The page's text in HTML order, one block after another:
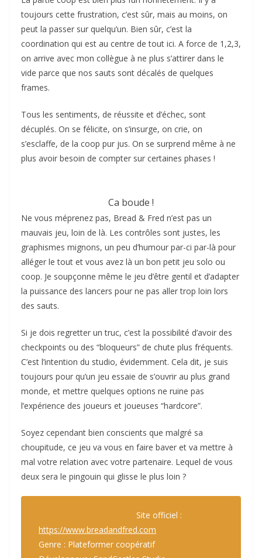
toujours cette frustration, c’est sûr, mais au moins, on
peut la passer sur quelqu’un. Bien sûr, c’est la
coordination qui est au centre de tout ici. A force de 1,2,3,
on arrive avec mon collègue à ne plus s’attirer dans le
vide parce que nos sauts sont décalés de quelques
frames.
Tous les sentiments, de réussite et d’échec, sont
décuplés. On se félicite, on s’insurge, on crie, on
s’esclaffe, de la coop pur jus. On se surprend même à ne
plus avoir besoin de compter sur certaines phases !
Ca boude !
Ne vous méprenez pas, Bread & Fred n’est pas un
mauvais jeu, loin de là. Les contrôles sont justes, les
graphismes mignons, un peu d’humour par-ci par-là pour
alléger le tout et vous avez là un bon petit jeu solo ou
coop. Je soupçonne même le jeu d’être gentil et d’adapter
la puissance des lancers pour ne pas aller trop loin lors
des sauts.
Si je dois regretter un truc, c’est la possibilité d’avoir des
checkpoints ou des “bloqueurs” de chute plus fréquents.
C’est l’intention du studio, évidemment. Cela dit, je suis
toujours pour qu’un jeu essaie de s’ouvrir au plus grand
monde, et mettre quelques options ne ruine pas
l’expérience des joueurs et joueuses “hardcore”.
Soyez cependant bien conscients que malgré sa
choupitude, ce jeu va vous en faire baver et va mettre à
mal votre relation avec votre partenaire. Lequel de vous
deux sera le pingouin qui glisse le plus loin ?
Site officiel :
https://www.breadandfred.com
Genre : Plateformer coopératif